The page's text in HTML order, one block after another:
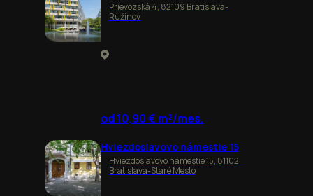
Prievozská 4, 82109 Bratislava-
Ružinov
od 10,90 € m²/mes.
Hviezdoslavovo námestie 15
Hviezdoslavovo námestie 15, 81102
Bratislava-Staré Mesto